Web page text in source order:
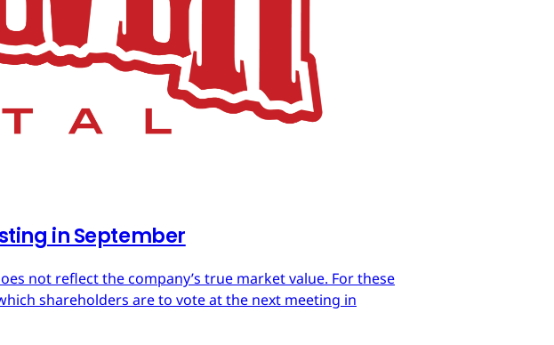
in September
not reflect the company’s true market value. For these
shareholders are to vote at the next meeting in